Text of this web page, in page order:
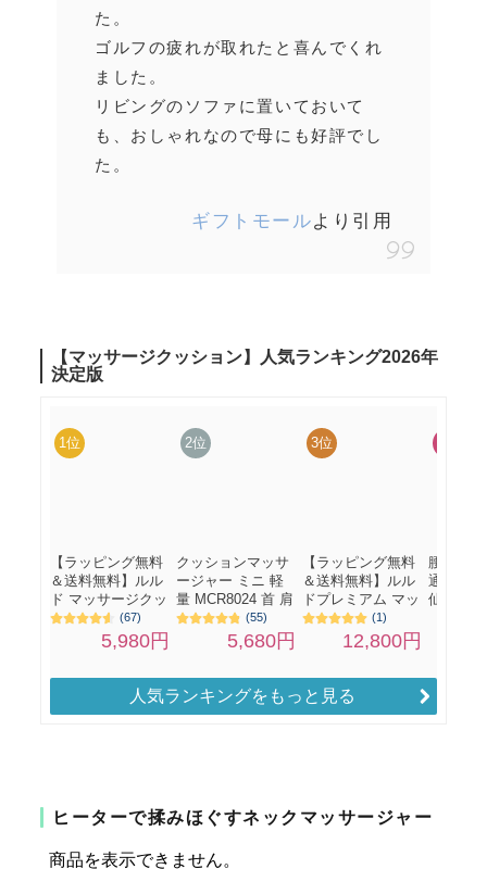
た。
ゴルフの疲れが取れたと喜んでくれ
ました。
リビングのソファに置いておいて
も、おしゃれなので母にも好評でし
た。
ギフトモールより引用
人気ランキングをもっと見る
ヒーターで揉みほぐすネックマッサージャー